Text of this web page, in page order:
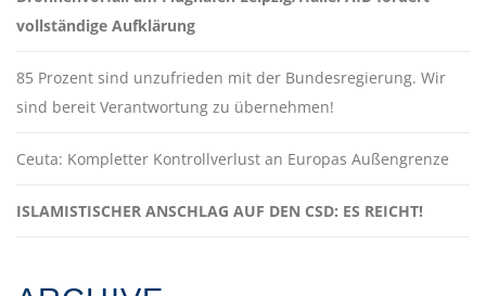
vollständige Aufklärung
85 Prozent sind unzufrieden mit der Bundesregierung. Wir
sind bereit Verantwortung zu übernehmen!
Ceuta: Kompletter Kontrollverlust an Europas Außengrenze
ISLAMISTISCHER ANSCHLAG AUF DEN CSD: ES REICHT!